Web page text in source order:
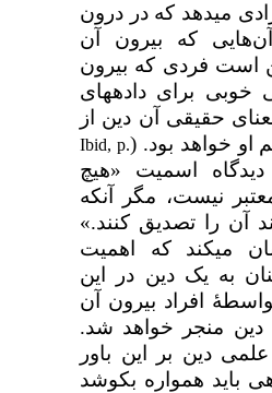
می­دهد که در درون
که بیرون آن
است فردی که بیرون
خوبی برای داده­های
حقیقی آن دین از
او خواهد بود. (Ibid, p.
اسمیت «هیچ
نیست، مگر آنکه
آن را تصدیق کنند.»
می­کند که اهمیت
به یک دین در این
افراد بیرون آن
دین منجر خواهد شد.
دین بر این باور
باید همواره بکوشد